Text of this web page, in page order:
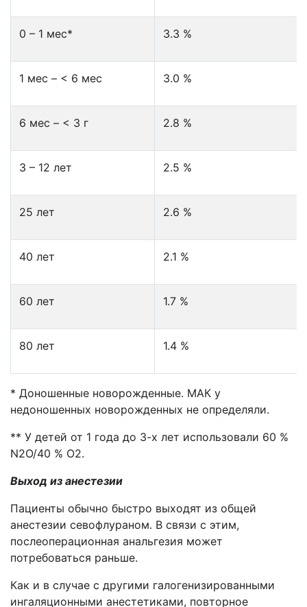
0 – 1 мес* 3.3 %
1 мес – < 6 мес 3.0 %
6 мес – < 3 г 2.8 %
3 – 12 лет 2.5 %
25 лет 2.6 %
40 лет 2.1 %
60 лет 1.7 %
80 лет 1.4 %
* Доношенные новорожденные. МАК у
недоношенных новорожденных не определяли.
** У детей от 1 года до 3-х лет использовали 60 %
N2O/40 % О2.
Выход из анестезии
Пациенты обычно быстро выходят из общей
анестезии севофлураном. В связи с этим,
послеоперационная анальгезия может
потребоваться раньше.
Как и в случае с другими галогенизированными
ингаляционными анестетиками, повторное